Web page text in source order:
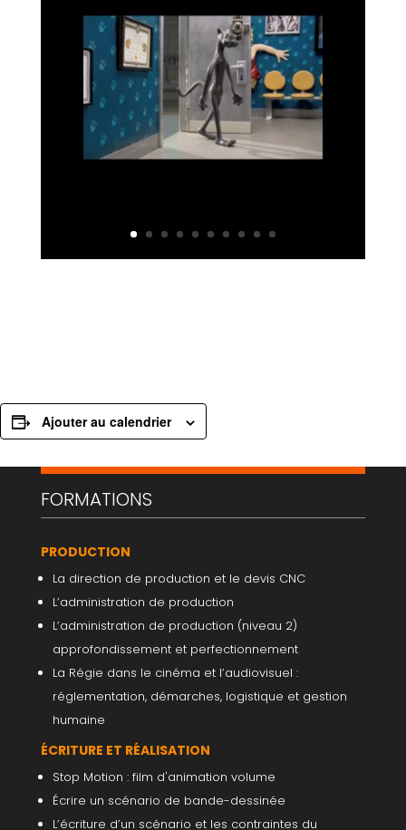
Ajouter au calendrier
FORMATIONS
PRODUCTION
La direction de production et le devis CNC
L’administration de production
L’administration de production (niveau 2)
approfondissement et perfectionnement
La Régie dans le cinéma et l’audiovisuel :
réglementation, démarches, logistique et gestion
humaine
ÉCRITURE ET RÉALISATION
Stop Motion : film d'animation volume
Écrire un scénario de bande-dessinée
L’écriture d’un scénario et les contraintes du